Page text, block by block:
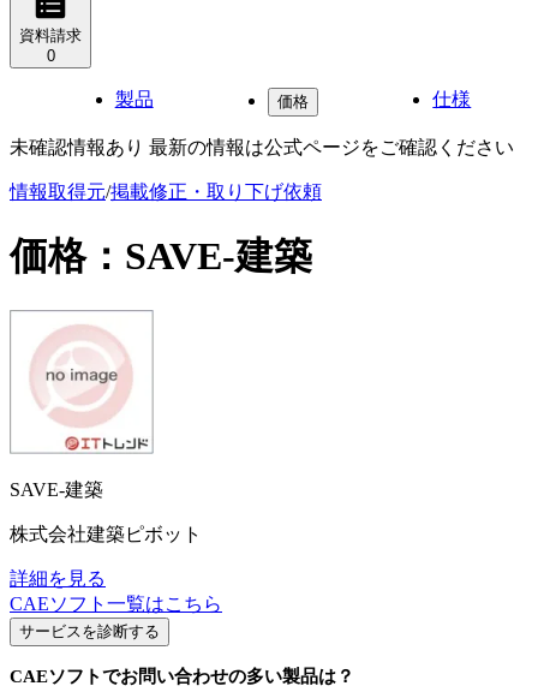
資料請求
0
製品 価格 仕様
未確認情報あり 最新の情報は公式ページをご確認ください
情報取得元/掲載修正・取り下げ依頼
価格： SAVE-建築
SAVE-建築
株式会社建築ピボット
詳細を見る
CAEソフト 一覧はこちら
サービスを診断する
CAEソフトでお問い合わせの多い製品は？